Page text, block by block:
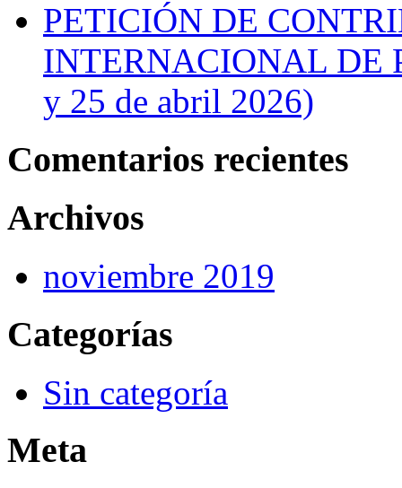
PETICIÓN DE
INTERNACIONAL DE
y 25 de abril 2026)
Comentarios recientes
Archivos
noviembre 2019
Categorías
Sin categoría
Meta